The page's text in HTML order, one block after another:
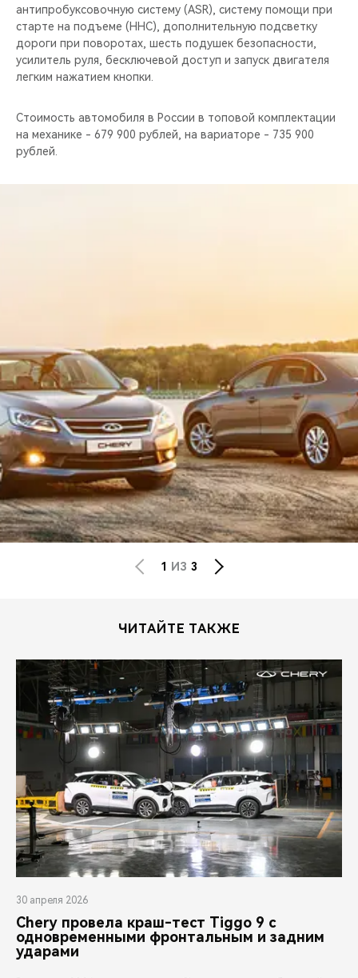
антипробуксовочную систему (ASR), cистему помощи при
старте на подъеме (HHC), дополнительную подсветку
дороги при поворотах, шесть подушек безопасности,
усилитель руля, бесключевой доступ и запуск двигателя
легким нажатием кнопки.
Стоимость автомобиля в России в топовой комплектации
на механике - 679 900 рублей, на вариаторе - 735 900
рублей.
1 ИЗ 3
ЧИТАЙТЕ ТАКЖЕ
30 апреля 2026
Chery провела краш-тест Tiggo 9 с
одновременными фронтальным и задним
ударами